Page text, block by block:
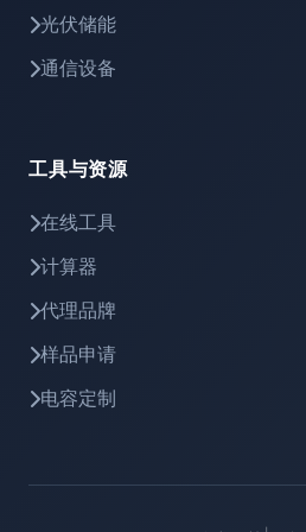
光伏储能
通信设备
工具与资源
在线工具
计算器
代理品牌
样品申请
电容定制